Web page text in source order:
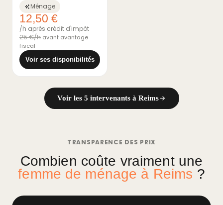
Ménage
12,50 €
/h après crédit d'impôt
25 €/h avant avantage
fiscal
Voir ses disponibilités
Voir les 5 intervenants à Reims
TRANSPARENCE DES PRIX
Combien coûte vraiment une
femme de ménage à Reims ?